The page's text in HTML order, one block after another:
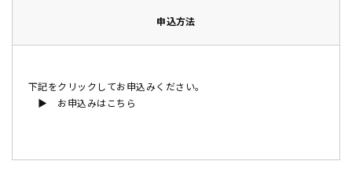
申込方法
下記をクリックしてお申込みください。
▶ お申込みはこちら